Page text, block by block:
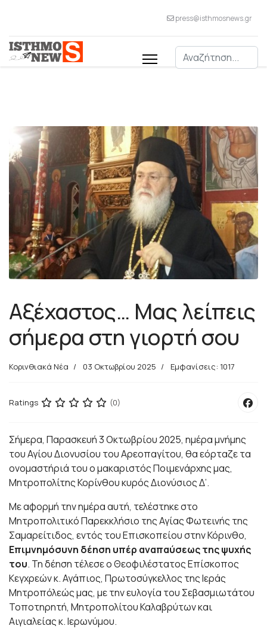
press@isthmosnews.gr
Αναζήτηση
Αξέχαστος… Μας λείπεις
σήμερα στη γιορτή σου
Κορινθιακά Νέα 03 Οκτωβρίου 2025 Εμφανίσεις: 1017
Ratings (0)
Σήμερα, Παρασκευή 3 Οκτωβρίου 2025, ημέρα μνήμης
του Αγίου Διονυσίου του Αρεοπαγίτου, θα εόρταζε τα
ονομαστήριά του ο μακαριστός Ποιμενάρχης μας,
Μητροπολίτης Κορίνθου κυρός Διονύσιος Δ’.
Με αφορμή την ημέρα αυτή, τελέστηκε στο
Μητροπολιτικό Παρεκκλήσιο της Αγίας Φωτεινής της
Σαμαρείτιδος, εντός του Επισκοπείου στην Κόρινθο,
Επιμνημόσυνη δέηση υπέρ αναπαύσεως της ψυχής
του. Τη δέηση τέλεσε ο Θεοφιλέστατος Επίσκοπος
Κεγχρεών κ. Αγάπιος, Πρωτοσύγκελλος της Ιεράς
Μητροπόλεώς μας, με την ευλογία του Σεβασμιωτάτου
Τοποτηρητή, Μητροπολίτου Καλαβρύτων και
Αιγιαλείας κ. Ιερωνύμου.